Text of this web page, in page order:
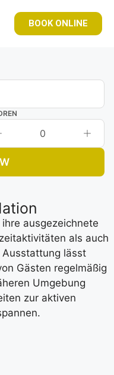
BOOK ONLINE
0
ausgezeichnete
als auch
Ausstattung lässt
Gästen regelmäßig
Umgebung
zur aktiven